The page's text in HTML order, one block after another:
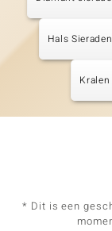
Hals Sieraden
* Dit is een